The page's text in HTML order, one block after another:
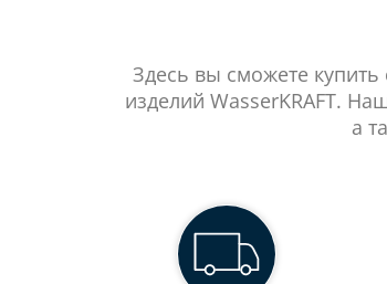
Здесь вы сможете
изделий WasserKRAFT.
а